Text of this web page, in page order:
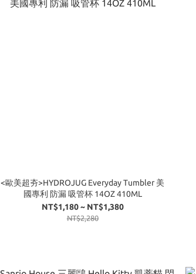
<歐美超夯>HYDROJUG Everyday Tumbler 美
國專利 防漏 吸管杯 14OZ 410ML
NT$1,180 ~ NT$1,380
NT$2,280